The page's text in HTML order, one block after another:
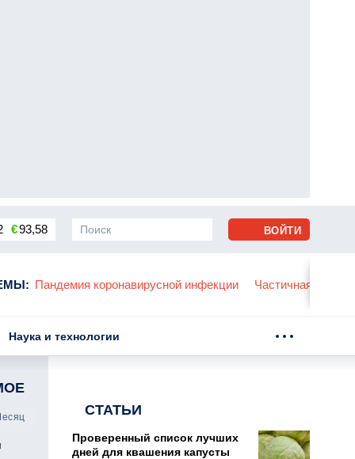
€93,58
: Пандемия коронавирусной инфекции Частичная
ВОЙТИ
Наука и технологии
СТАТЬИ
Проверенный список лучших
дней для квашения капусты